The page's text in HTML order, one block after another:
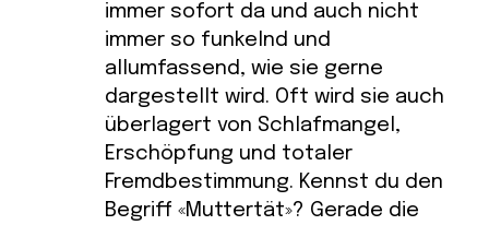
immer sofort da und auch nicht
immer so funkelnd und
allumfassend, wie sie gerne
dargestellt wird. Oft wird sie auch
überlagert von Schlafmangel,
Erschöpfung und totaler
Fremdbestimmung. Kennst du den
Begriff «Muttertät»? Gerade die